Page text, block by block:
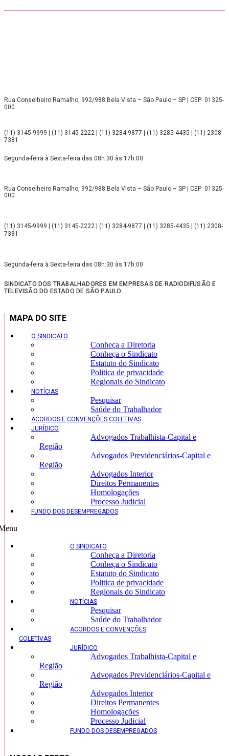
Rua Conselheiro Ramalho, 992/988 Bela Vista – São Paulo – SP | CEP: 01325-
000
(11) 3145-9999 | (11) 3145-2222 | (11) 3284-9877 | (11) 3285-4435 | (11) 2308-
7381
Segunda-feira à Sexta-feira das 08h:30 às 17h:00
Rua Conselheiro Ramalho, 992/988 Bela Vista – São Paulo – SP | CEP: 01325-
000
(11) 3145-9999 | (11) 3145-2222 | (11) 3284-9877 | (11) 3285-4435 | (11) 2308-
7381
Segunda-feira à Sexta-feira das 08h:30 às 17h:00
SINDICATO DOS TRABALHADORES EM EMPRESAS DE RADIODIFUSÃO E
TELEVISÃO DO ESTADO DE SÃO PAULO
MAPA DO SITE
O SINDICATO
Conheça a Diretoria
Conheça o Sindicato
Estatuto do Sindicato
Politica de privacidade
Regionais do Sindicato
NOTÍCIAS
Pesquisar
Saúde do Trabalhador
ACORDOS E CONVENÇÕES COLETIVAS
JURÍDICO
Advogados Trabalhista-Capital e
Região
Advogados Previdenciários-Capital e
Região
Advogados Interior
Direitos Permanentes
Homologações
Processo Judicial
FUNDO DOS DESEMPREGADOS
O SINDICATO
Conheça a Diretoria
Conheça o Sindicato
Estatuto do Sindicato
Politica de privacidade
Regionais do Sindicato
NOTÍCIAS
Pesquisar
Saúde do Trabalhador
ACORDOS E CONVENÇÕES
COLETIVAS
JURÍDICO
Advogados Trabalhista-Capital e
Região
Advogados Previdenciários-Capital e
Região
Advogados Interior
Direitos Permanentes
Homologações
Processo Judicial
FUNDO DOS DESEMPREGADOS